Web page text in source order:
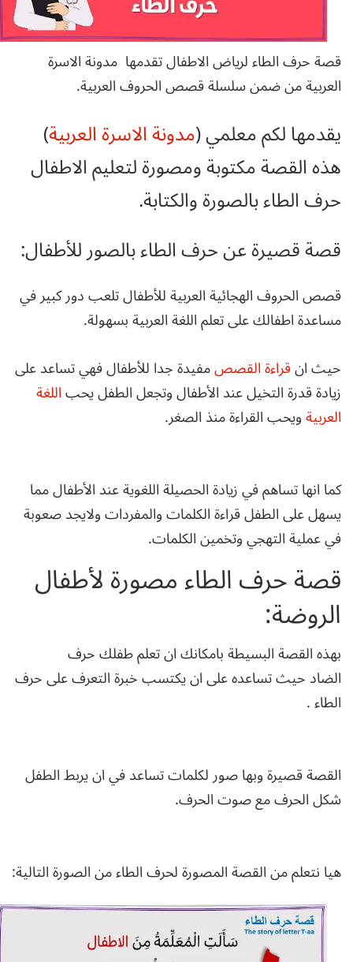
قصة حرف الطاء لرياض الاطفال تقدمها مدونة الاسرة
العربية من ضمن سلسلة قصص الحروف العربية.
يقدمها لكم معلمي (مدونة الاسرة العربية)
هذه القصة مكتوبة ومصورة لتعليم الاطفال
حرف الطاء بالصورة والكتابة.
قصة قصيرة عن حرف الطاء بالصور للأطفال:
قصص الحروف الهجائية العربية للأطفال تلعب دور كبير في
مساعدة اطفالك على تعلم اللغة العربية بسهولة.
حيث انقراءة القصصمفيدة جدا للأطفال فهي تساعد على
زيادة قدرة التخيل عند الأطفال وتجعل الطفل يحباللغة
العربيةويحب القراءة منذ الصغر.
كما انها تساهم في زيادة الحصيلة اللغوية عند الأطفال مما
يسهل على الطفل قراءة الكلمات والمفردات ولايجد صعوبة
في عملية التهجي وتخمين الكلمات.
قصة حرف الطاء مصورة لأطفال
الروضة:
بهذه القصة البسيطة بامكانك ان تعلم طفلك حرف
الضاد حيث تساعده على ان يكتسب خبرة التعرف على حرف
الطاء .
القصة قصيرة وبها صور لكلمات تساعد في ان يربط الطفل
شكل الحرف مع صوت الحرف.
هيا نتعلم من القصة المصورة لحرف الطاء من الصورة التالية: